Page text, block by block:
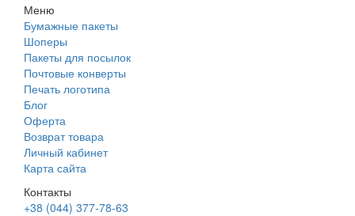
Меню
Бумажные пакеты
Шоперы
Пакеты для посылок
Почтовые конверты
Печать логотипа
Блог
Оферта
Возврат товара
Личный кабинет
Карта сайта
Контакты
+38 (044) 377-78-63